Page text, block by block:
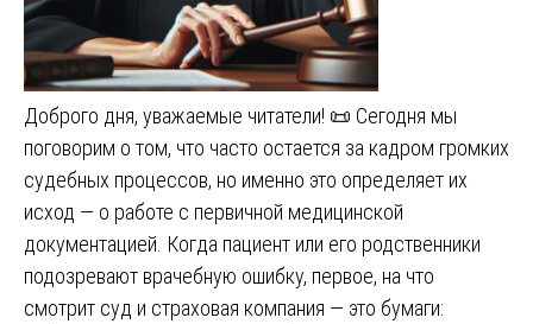
Доброго дня, уважаемые читатели! 📜 Сегодня мы
поговорим о том, что часто остается за кадром громких
судебных процессов, но именно это определяет их
исход — о работе с первичной медицинской
документацией. Когда пациент или его родственники
подозревают врачебную ошибку, первое, на что
смотрит суд и страховая компания — это бумаги: